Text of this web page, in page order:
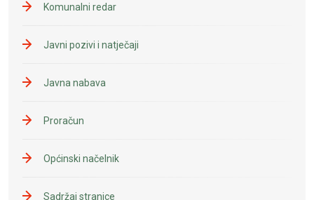
Komunalni redar
Javni pozivi i natječaji
Javna nabava
Proračun
Općinski načelnik
Sadržaj stranice